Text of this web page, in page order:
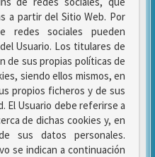
a partir del Sitio Web. Por
redes sociales pueden
Usuario. Los titulares de
de sus propias políticas de
siendo ellos mismos, en
propios ficheros y de sus
El Usuario debe referirse a
de dichas cookies y, en
sus datos personales.
se indican a continuación